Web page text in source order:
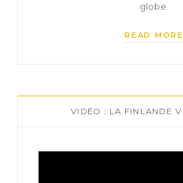
globe.
READ MORE
VIDÉO : LA FINLANDE